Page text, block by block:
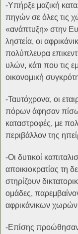
-Υπήρξε μαζική
πηγών σε όλες τις
«ανάπτυξη» στην
ληστεία, οι
πολύπλευρα
υλών, κάτι που τις
οικονομική
-Ταυτόχρονα, οι
πόρων άφησαν πίσω
καταστροφές, με
περιβάλλον της
-Οι δυτικοί
αποικιοκρατίας τη
στηρίζουν
ομάδες,
αφρικάνικων
-Επίσης προώθησαν